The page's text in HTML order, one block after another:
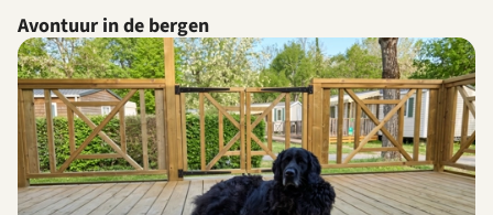
Avontuur in de bergen